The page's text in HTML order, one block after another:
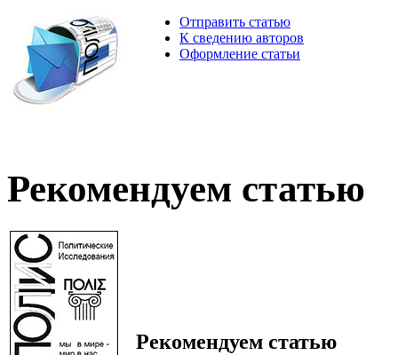
Отправить статью
К сведению авторов
Оформление статьи
Рекомендуем статью
Рекомендуем статью